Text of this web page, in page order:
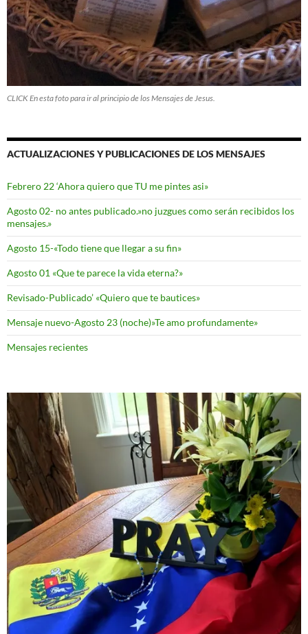
CLICK En esta foto para ir al principio de los Mensajes de Jesus.
ACTUALIZACIONES Y PUBLICACIONES DE LOS MENSAJES
Febrero 22 ‘Ahora quiero que TU me pintes asi»
Agosto 02- no antes publicado.»no juzgues como serán recibidos los
mensajes.»
Agosto 15-«Todo tiene que llegar a su fin»
Agosto 01 «Que te parece la vida eterna?»
Revisado-Publicado’ «Quiero que te bautices»
Mensaje nuevo-Agosto 23 (noche)»Te amo profundamente»
Mensajes recientes